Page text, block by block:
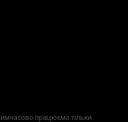
працюємо тільки